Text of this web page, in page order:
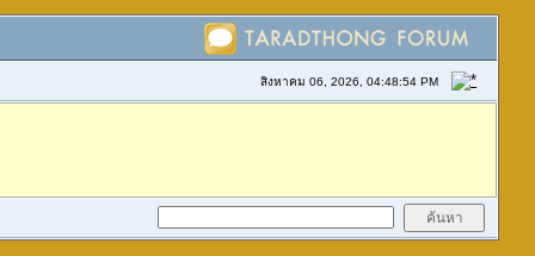
สิงหาคม 06, 2026, 04:48:54 PM